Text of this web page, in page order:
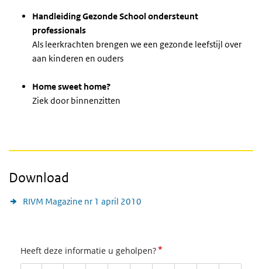
Handleiding Gezonde School ondersteunt
professionals
Als leerkrachten brengen we een gezonde leefstijl over
aan kinderen en ouders
Home sweet home?
Ziek door binnenzitten
Download
RIVM Magazine nr 1 april 2010
Heeft deze informatie u geholpen?*